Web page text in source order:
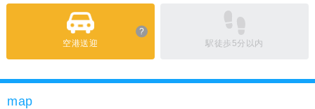
空港送迎
?
駅徒歩5分以内
map